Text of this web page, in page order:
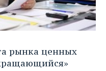
рынка ценных